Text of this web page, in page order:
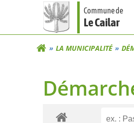
Commune de
Le Cailar
LA MUNICIPALITÉ